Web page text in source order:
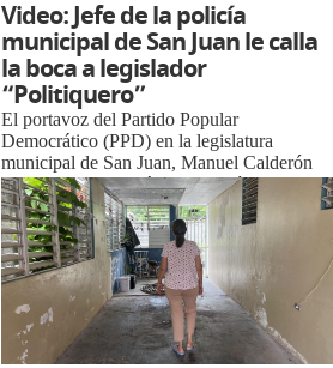
Video: Jefe de la policía
municipal de San Juan le calla
la boca a legislador
“Politiquero”
El portavoz del Partido Popular
Democrático (PPD) en la legislatura
municipal de San Juan, Manuel Calderón
Cerame, vive criticándola gestión de la
actual adminis...